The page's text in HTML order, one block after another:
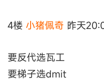
4楼 小猪佩奇 昨天
要反代选瓦工
要梯子选dmit